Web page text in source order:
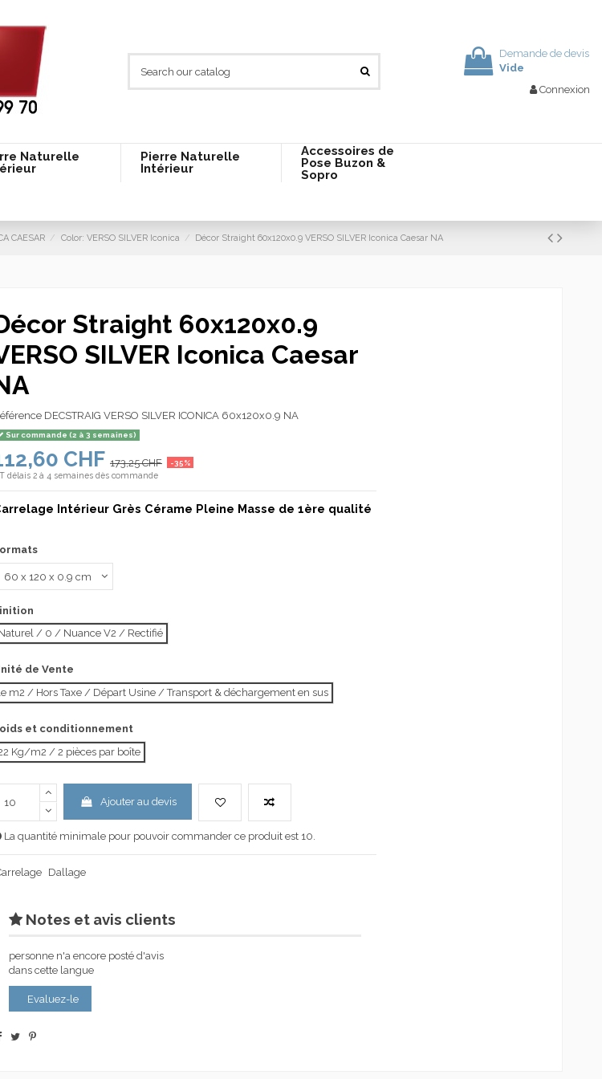
Demande de devis
Vide
Connexion
Naturelle
Pierre Naturelle
Intérieur
Accessoires de
Pose Buzon &
Sopro
CAESAR Color: VERSO SILVER Iconica Décor Straight 60x120x0.9 VERSO SILVER Iconica Caesar NA
Straight 60x120x0.9
SILVER Iconica Caesar
DECSTRAIG VERSO SILVER ICONICA 60x120x0.9 NA
Sur commande (2 à 3 semaines)
CHF 173,25 CHF -35%
délais 2 à 4 semaines dès commande
Intérieur Grès Cérame Pleine Masse de 1ère qualité
/ 0 / Nuance V2 / Rectifié
de Vente
le m2 / Hors Taxe / Départ Usine / Transport & déchargement en sus
et conditionnement
Kg/m2 / 2 pièces par boîte
Ajouter au devis
La quantité minimale pour pouvoir commander ce produit est 10.
Dallage
Notes et avis clients
personne n'a encore posté d'avis
dans cette langue
Evaluez-le